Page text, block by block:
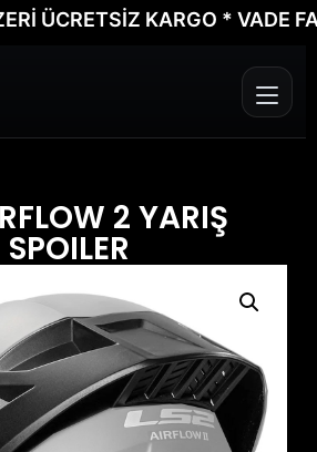
ÜCRETSİZ KARGO * VADE
2 YARIŞ
SPOILER